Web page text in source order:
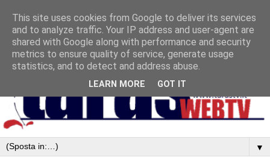
▼
This site uses cookies from Google to deliver its services
and to analyze traffic. Your IP address and user-agent are
shared with Google along with performance and security
metrics to ensure quality of service, generate usage
statistics, and to detect and address abuse.
LEARN MORE GOT IT